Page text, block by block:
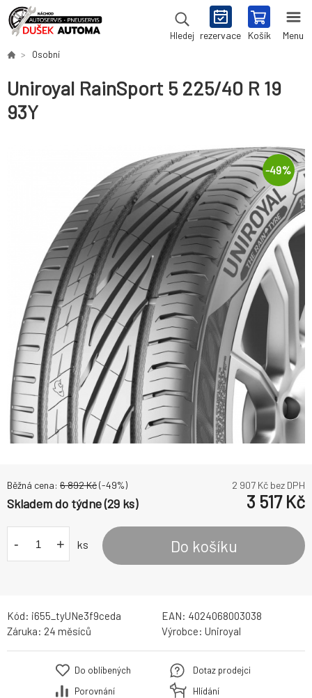
Hledej rezervace Košík Menu
Osobní
Uniroyal RainSport 5 225/40 R 19
93Y
-49%
Běžná cena: 6 892Kč(-49%) 2 907 Kč bez DPH
Skladem do týdne (29 ks) 3 517Kč
- + ks Do košíku
Kód: i655_tyUNe3f9ceda EAN: 4024068003038
Záruka: 24 měsíců Výrobce: Uniroyal
Do oblíbených
Porovnání
Dotaz prodejci
Hlídání